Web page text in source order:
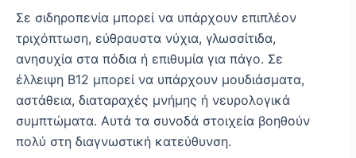
Σε σιδηροπενία μπορεί να υπάρχουν επιπλέον
τριχόπτωση, εύθραυστα νύχια, γλωσσίτιδα,
ανησυχία στα πόδια ή επιθυμία για πάγο. Σε
έλλειψη Β12 μπορεί να υπάρχουν μουδιάσματα,
αστάθεια, διαταραχές μνήμης ή νευρολογικά
συμπτώματα. Αυτά τα συνοδά στοιχεία βοηθούν
πολύ στη διαγνωστική κατεύθυνση.